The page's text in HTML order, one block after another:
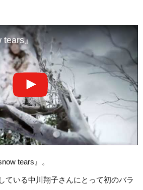
tears』
tears』。
ている中川翔子さんにとって初のバラ